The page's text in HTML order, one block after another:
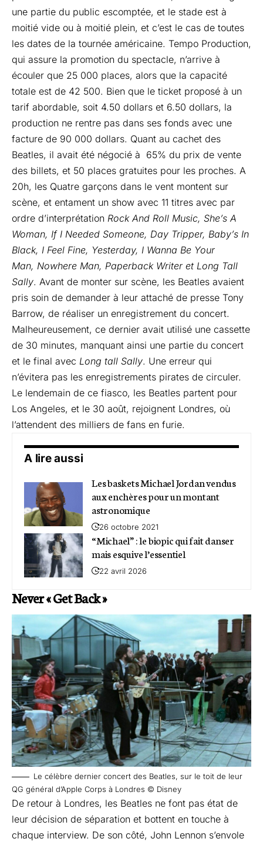
une partie du public escomptée, et le stade est à
moitié vide ou à moitié plein, et c’est le cas de toutes
les dates de la tournée américaine. Tempo Production,
qui assure la promotion du spectacle, n’arrive à
écouler que 25 000 places, alors que la capacité
totale est de 42 500. Bien que le ticket proposé à un
tarif abordable, soit 4.50 dollars et 6.50 dollars, la
production ne rentre pas dans ses fonds avec une
facture de 90 000 dollars. Quant au cachet des
Beatles, il avait été négocié à 65% du prix de vente
des billets, et 50 places gratuites pour les proches. A
20h, les Quatre garçons dans le vent montent sur
scène, et entament un show avec 11 titres avec par
ordre d’interprétation Rock And Roll Music, She’s A
Woman, If I Needed Someone, Day Tripper, Baby’s In
Black, I Feel Fine, Yesterday, I Wanna Be Your
Man, Nowhere Man, Paperback Writer et Long Tall
Sally. Avant de monter sur scène, les Beatles avaient
pris soin de demander à leur attaché de presse Tony
Barrow, de réaliser un enregistrement du concert.
Malheureusement, ce dernier avait utilisé une cassette
de 30 minutes, manquant ainsi une partie du concert
et le final avec Long tall Sally. Une erreur qui
n’évitera pas les enregistrements pirates de circuler.
Le lendemain de ce fiasco, les Beatles partent pour
Los Angeles, et le 30 août, rejoignent Londres, où
l’attendent des milliers de fans en furie.
A lire aussi
Les baskets Michael Jordan vendus
aux enchères pour un montant
astronomique
26 octobre 2021
“Michael” : le biopic qui fait danser
mais esquive l’essentiel
22 avril 2026
Never « Get Back »
Le célèbre dernier concert des Beatles, sur le toit de leur
QG général d’Apple Corps à Londres © Disney
De retour à Londres, les Beatles ne font pas état de
leur décision de séparation et bottent en touche à
chaque interview. De son côté, John Lennon s’envole